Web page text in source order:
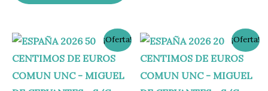
¡Oferta!
El
precio
original
era:
2,50 €.
El
precio
actual
es:
1,50 €.
¡Oferta!
El
precio
original
era:
2,20 €.
El
precio
actual
es:
1,20 €.